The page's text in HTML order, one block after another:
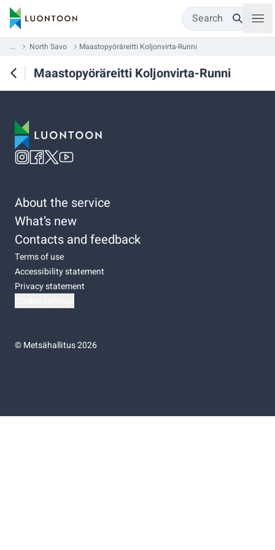
Search
... North Savo Maastopyöräreitti Koljonvirta-Runni
Maastopyöräreitti Koljonvirta-Runni
About the service
What’s new
Contacts and feedback
Terms of use
Accessibility statement
Privacy statement
©Metsähallitus 2026